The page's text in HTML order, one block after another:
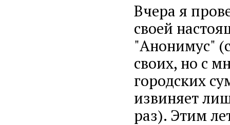
Вчера я
своей
"Анонимус"
своих, но с
городских
извиняет
раз). Этим